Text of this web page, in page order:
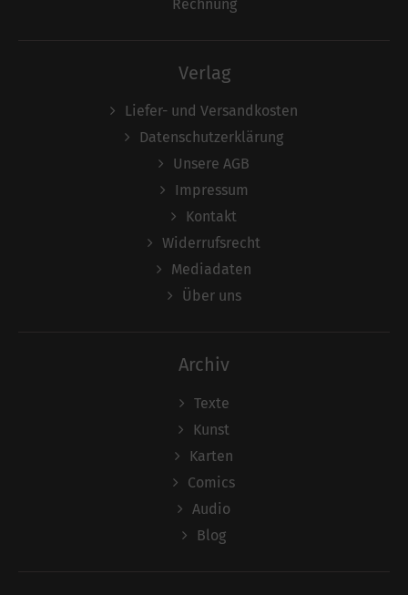
Rechnung
Verlag
Liefer- und Versandkosten
Datenschutzerklärung
Unsere AGB
Impressum
Kontakt
Widerrufsrecht
Mediadaten
Über uns
Archiv
Texte
Kunst
Karten
Comics
Audio
Blog